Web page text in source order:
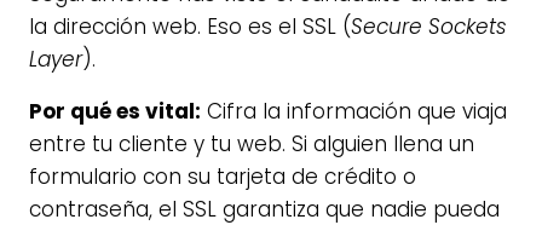
la dirección web. Eso es el SSL (Secure Sockets
Layer).
Por qué es vital: Cifra la información que viaja
entre tu cliente y tu web. Si alguien llena un
formulario con su tarjeta de crédito o
contraseña, el SSL garantiza que nadie pueda